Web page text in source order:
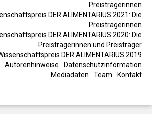
Preisträgerinnen
DER ALIMENTARIUS 2021: Die
Preisträgerinnen
DER ALIMENTARIUS 2020: Die
Preisträgerinnen und Preisträger
DER ALIMENTARIUS 2019
Autorenhinweise
Datenschutzinformation
Mediadaten
Team Kontakt